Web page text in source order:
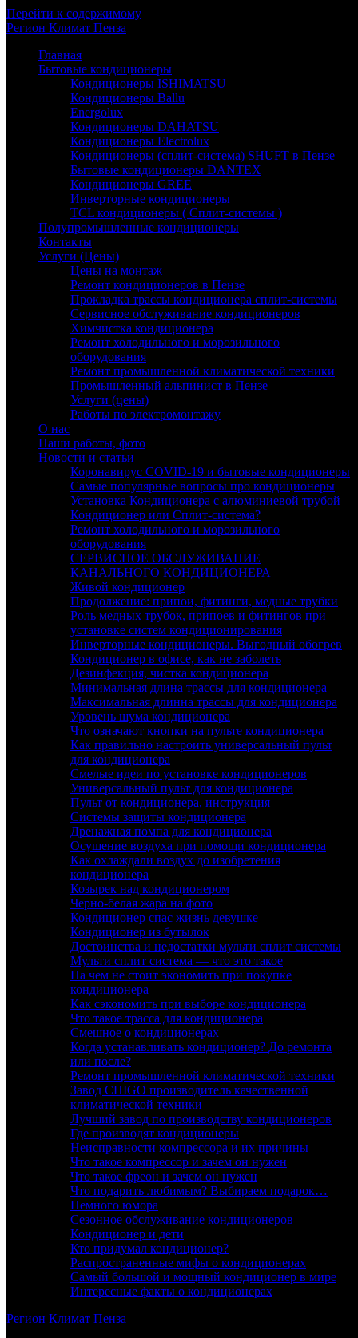
Перейти к содержимому
Регион Климат Пенза
Главная
Бытовые кондиционеры
Кондиционеры ISHIMATSU
Кондиционеры Ballu
Energolux
Кондиционеры DAHATSU
Кондиционеры Electrolux
Кондиционеры (сплит-система) SHUFT в Пензе
Бытовые кондиционеры DANTEX
Кондиционеры GREE
Инверторные кондиционеры
TCL кондиционеры ( Сплит-системы )
Полупромышленные кондиционеры
Контакты
Услуги (Цены)
Цены на монтаж
Ремонт кондиционеров в Пензе
Прокладка трассы кондиционера сплит-системы
Сервисное обслуживание кондиционеров
Химчистка кондиционера
Ремонт холодильного и морозильного
оборудования
Ремонт промышленной климатической техники
Промышленный альпинист в Пензе
Услуги (цены)
Работы по электромонтажу
О нас
Наши работы, фото
Новости и статьи
Коронавирус COVID-19 и бытовые кондиционеры
Самые популярные вопросы про кондиционеры
Установка Кондиционера с алюминиевой трубой
Кондиционер или Сплит-система?
Ремонт холодильного и морозильного
оборудования
СЕРВИСНОЕ ОБСЛУЖИВАНИЕ
КАНАЛЬНОГО КОНДИЦИОНЕРА
Живой кондиционер
Продолжение: припои, фитинги, медные трубки
Роль медных трубок, припоев и фитингов при
установке систем кондиционирования
Инверторные кондиционеры. Выгодный обогрев
Кондиционер в офисе, как не заболеть
Дезинфекция, чистка кондиционера
Минимальная длина трассы для кондиционера
Максимальная длинна трассы для кондиционера
Уровень шума кондиционера
Что означают кнопки на пульте кондиционера
Как правильно настроить универсальный пульт
для кондиционера
Смелые идеи по установке кондиционеров
Универсальный пульт для кондиционера
Пульт от кондиционера, инструкция
Системы защиты кондиционера
Дренажная помпа для кондиционера
Осушение воздуха при помощи кондиционера
Как охлаждали воздух до изобретения
кондиционера
Козырек над кондиционером
Черно-белая жара на фото
Кондиционер спас жизнь девушке
Кондиционер из бутылок
Достоинства и недостатки мульти сплит системы
Мульти сплит система — что это такое
На чем не стоит экономить при покупке
кондиционера
Как сэкономить при выборе кондиционера
Что такое трасса для кондиционера
Смешное о кондиционерах
Когда устанавливать кондиционер? До ремонта
или после?
Ремонт промышленной климатической техники
Завод CHIGO производитель качественной
климатической техники
Лучший завод по производству кондиционеров
Где производят кондиционеры
Неисправности компрессора и их причины
Что такое компрессор и зачем он нужен
Что такое фреон и зачем он нужен
Что подарить любимым? Выбираем подарок…
Немного юмора
Сезонное обслуживание кондиционеров
Кондиционер и дети
Кто придумал кондиционер?
Распространенные мифы о кондиционерах
Самый большой и мощный кондиционер в мире
Интересные факты о кондиционерах
Регион Климат Пенза